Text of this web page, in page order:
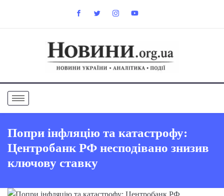
Попри інфляцію та катастрофу:
Центробанк РФ несподівано знизив
ключову ставку